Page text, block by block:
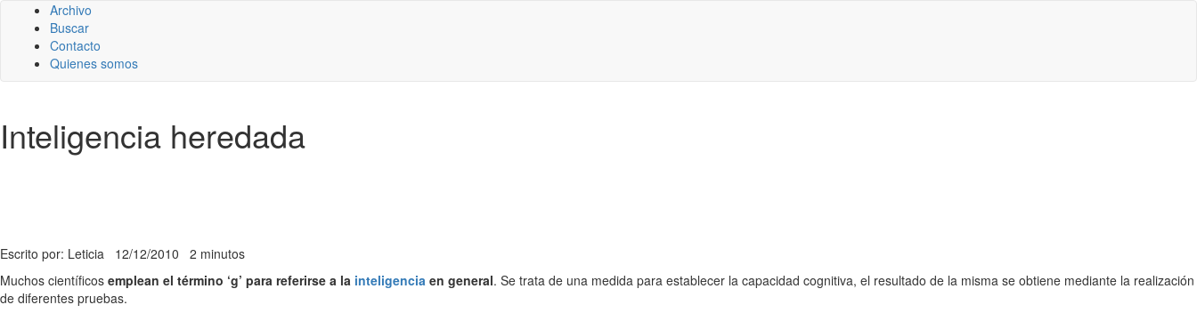
Archivo
Buscar
Contacto
Quienes somos
Inteligencia heredada
Escrito por: Leticia 12/12/2010 2 minutos
Muchos científicos emplean el término ‘g’ para referirse a la inteligencia en general. Se trata de una medida para establecer la capacidad cognitiva, el resultado de la misma se obtiene mediante la realización
de diferentes pruebas.